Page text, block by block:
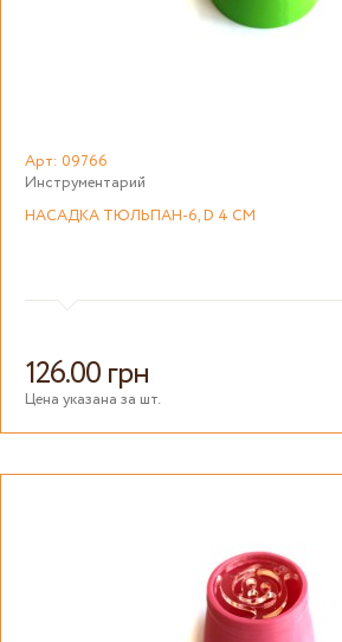
Арт: 09766
Инструментарий
НАСАДКА ТЮЛЬПАН-6, D 4 СМ
126.00 грн
Цена указана за шт.